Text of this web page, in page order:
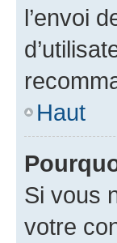
l’envoi
Haut
Si vous
votre